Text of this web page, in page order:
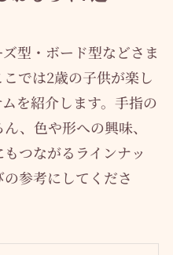
型・ボード型などさま
では2歳の子供が楽し
を紹介します。手指の
、色や形への興味、
つながるラインナッ
参考にしてくださ